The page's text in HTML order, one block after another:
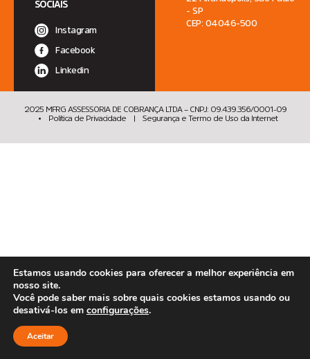
SOCIAIS
Instagram
Facebook
Linkedin
- SP
CEP: 04046-500
2025 MFRG ASSESSORIA DE COBRANÇA LTDA – CNPJ: 09.439.356/0001-09
•
Política de Privacidade | Segurança e Termo de Uso da Internet
Estamos usando cookies para oferecer a melhor experiência em
nosso site.
Você pode saber mais sobre quais cookies estamos usando ou
desativá-los em configurações.
Aceitar